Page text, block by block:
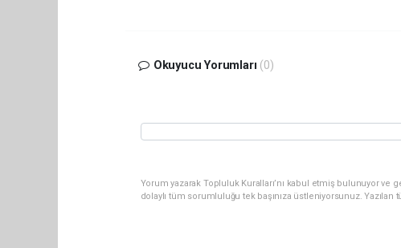
Okuyucu Yorumları (0)
Yorum yazarak Topluluk Kuralları’nı kabul etmiş bulunuyor
dolaylı tüm sorumluluğu tek başınıza üstleniyorsunuz.